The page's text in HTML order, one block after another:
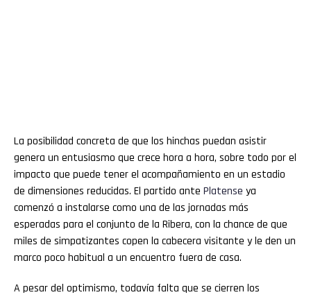
La posibilidad concreta de que los hinchas puedan asistir
genera un entusiasmo que crece hora a hora, sobre todo por el
impacto que puede tener el acompañamiento en un estadio
de dimensiones reducidas. El partido ante Platense ya
comenzó a instalarse como una de las jornadas más
esperadas para el conjunto de la Ribera, con la chance de que
miles de simpatizantes copen la cabecera visitante y le den un
marco poco habitual a un encuentro fuera de casa.
A pesar del optimismo, todavía falta que se cierren los